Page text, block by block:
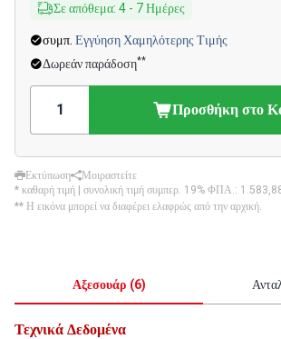
Σε απόθεμα: 4 - 7Ημέρες
συμπ. Εγγύηση Χαμηλότερης Τιμής
Δωρεάν παράδοση**
Προσθήκη στο
Εκτύπωση
Μοιραστείτε
* καθαρή τιμή | συνολική τιμή συμπερ. 19% ΦΠΑ.:
** Η εικόνα μπορεί να διαφέρει ελαφρώς από την αρχική.
Αξεσουάρ (6)
Τεχνικά Δεδομένα